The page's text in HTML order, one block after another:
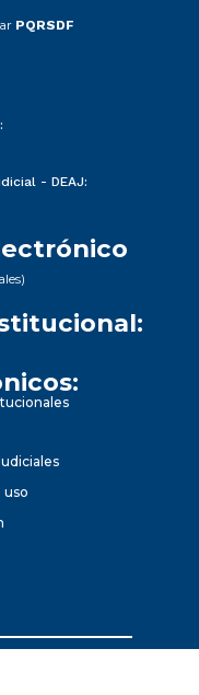
PQRSDF
- DEAJ:
uso